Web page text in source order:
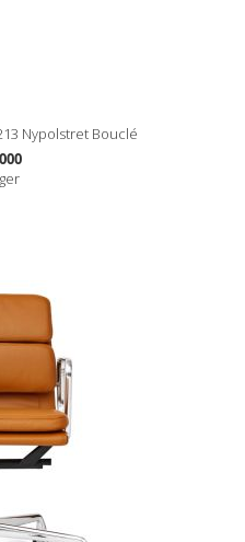
Nypolstret Bouclé